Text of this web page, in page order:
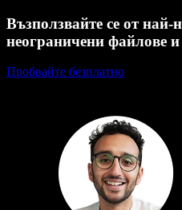
Възползвайте се от най-
неограничени файлове
Пробвайте безплатно